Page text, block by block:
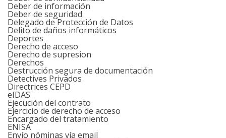
Deber de información
Deber de seguridad
Delegado de Protección de Datos
Delito de daños informáticos
Deportes
Derecho de acceso
Derecho de supresion
Derechos
Destrucción segura de documentación
Detectives Privados
Directrices CEPD
eIDAS
Ejecución del contrato
Ejercicio de derecho de acceso
Encargado del tratamiento
ENISA
Envío nóminas vía email